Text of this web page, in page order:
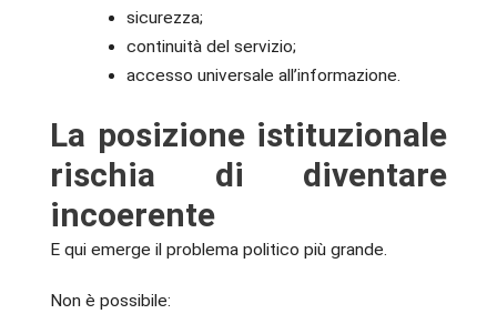
sicurezza;
continuità del servizio;
accesso universale all’informazione.
La posizione istituzionale
rischia di diventare
incoerente
E qui emerge il problema politico più grande.
Non è possibile: